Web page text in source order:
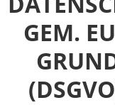
GEM.